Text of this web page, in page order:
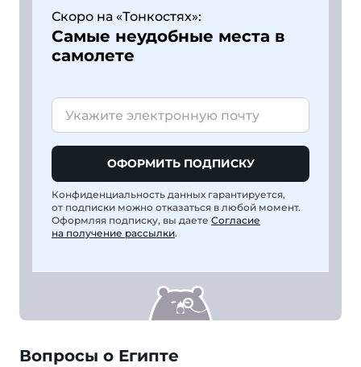
Скоро на «Тонкостях»:
Самые неудобные места в
самолете
ОФОРМИТЬ ПОДПИСКУ
Конфиденциальность данных гарантируется,
от подписки можно отказаться в любой момент.
Оформляя подписку, вы даете Согласие
на получение рассылки.
Вопросы о Египте